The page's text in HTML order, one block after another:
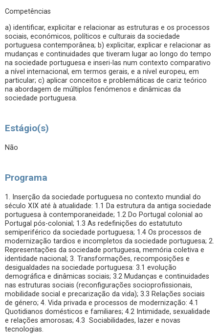
Competências
a) identificar, explicitar e relacionar as estruturas e os processos
sociais, económicos, políticos e culturais da sociedade
portuguesa contemporânea; b) explicitar, explicar e relacionar as
mudanças e continuidades que tiveram lugar ao longo do tempo
na sociedade portuguesa e inseri-las num contexto comparativo
a nível internacional, em termos gerais, e a nível europeu, em
particular; c) aplicar conceitos e problemáticas de cariz teórico
na abordagem de múltiplos fenómenos e dinâmicas da
sociedade portuguesa.
Estágio(s)
Não
Programa
1. Inserção da sociedade portuguesa no contexto mundial do
século XIX até à atualidade: 1.1 Da estrutura da antiga sociedade
portuguesa à contemporaneidade; 1.2 Do Portugal colonial ao
Portugal pós-colonial; 1.3 As redefinições do estatututo
semiperiférico da sociedade portuguesa; 1.4 Os processos de
modernização tardios e incompletos da sociedade portuguesa; 2.
Representações da sociedade portuguesa, memória coletiva e
identidade nacional; 3. Transformações, recomposições e
desigualdades na sociedade portuguesa: 3.1 evolução
demográfica e dinâmicas sociais; 3.2 Mudanças e continuidades
nas estruturas sociais (reconfigurações socioprofissionais,
mobilidade social e precarização da vida); 3.3 Relações sociais
de género; 4. Vida privada e processos de modernização: 4.1
Quotidianos domésticos e familiares; 4.2 Intimidade, sexualidade
e relações amorosas; 4.3 Sociabilidades, lazer e novas
tecnologias.